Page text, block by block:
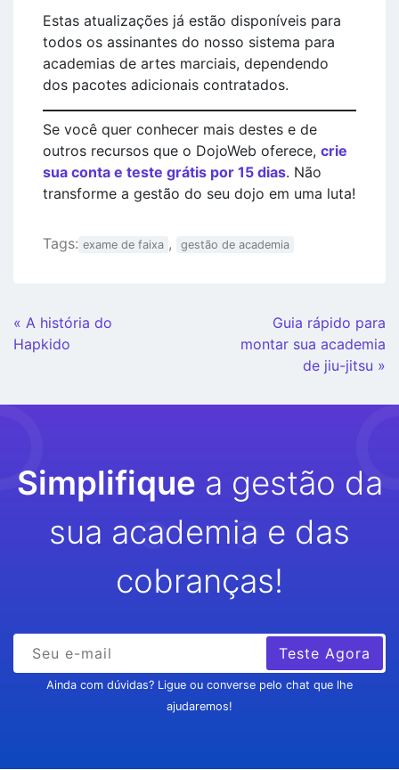
Estas atualizações já estão disponíveis para
todos os assinantes do nosso sistema para
academias de artes marciais, dependendo
dos pacotes adicionais contratados.
Se você quer conhecer mais destes e de
outros recursos que o DojoWeb oferece, crie
sua conta e teste grátis por 15 dias. Não
transforme a gestão do seu dojo em uma luta!
Tags: exame de faixa , gestão de academia
Continue
Lendo
« A história do
Hapkido
Guia rápido para
montar sua academia
de jiu-jitsu »
Simplifique a gestão da
sua academia e das
cobranças!
Teste Agora
Ainda com dúvidas? Ligue ou converse pelo chat que lhe
ajudaremos!